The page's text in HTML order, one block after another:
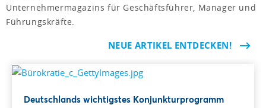
Unternehmermagazins für Geschäftsführer, Manager und
Führungskräfte.
NEUE ARTIKEL ENTDECKEN!
Deutschlands wichtigstes Konjunkturprogramm